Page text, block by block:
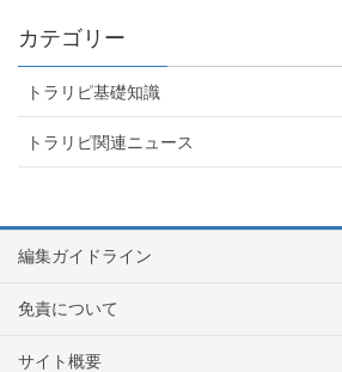
カテゴリー
トラリピ基礎知識
トラリピ関連ニュース
編集ガイドライン
免責について
サイト概要